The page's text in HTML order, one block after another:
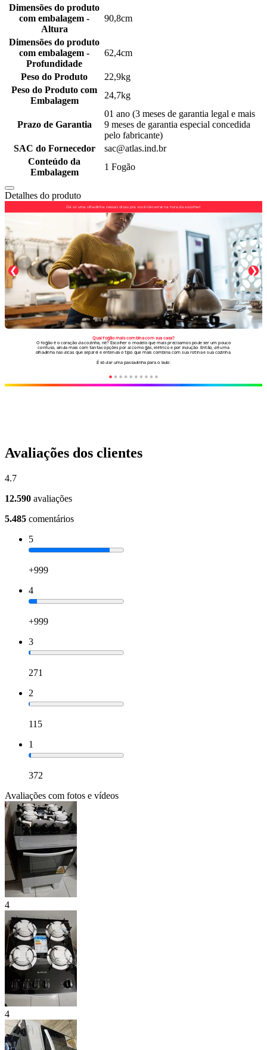
Dimensões do produto
com embalagem -
Altura
90,8cm
Dimensões do produto
com embalagem -
Profundidade
62,4cm
Peso do Produto
22,9kg
Peso do Produto com
Embalagem
24,7kg
Prazo de Garantia
01 ano (3 meses de garantia legal e mais
9 meses de garantia especial concedida
pelo fabricante)
SAC do Fornecedor
sac@atlas.ind.br
Conteúdo da
Embalagem
1 Fogão
Detalhes do produto
Avaliações dos clientes
4.7
12.590 avaliações
5.485 comentários
5
+999
4
+999
3
271
2
115
1
372
Avaliações com fotos e vídeos
4
4